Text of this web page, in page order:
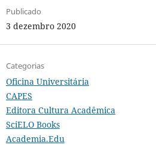
Publicado
3 dezembro 2020
Categorias
Oficina Universitária
CAPES
Editora Cultura Acadêmica
SciELO Books
Academia.Edu